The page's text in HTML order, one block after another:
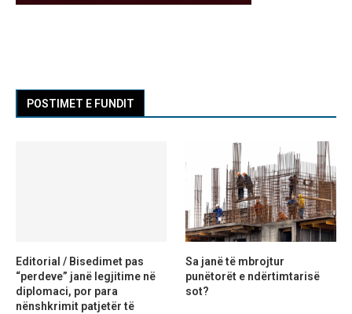
POSTIMET E FUNDIT
Editorial / Bisedimet pas
“perdeve” janë legjitime në
diplomaci, por para
nënshkrimit patjetër të
Sa janë të mbrojtur
punëtorët e ndërtimtarisë
sot?